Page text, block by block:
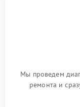
Мы проведем
ремонта и